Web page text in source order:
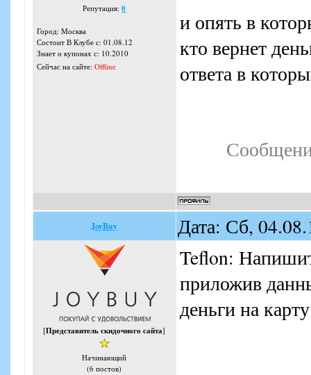
Репутация:0
Город: Москва
Состоит В Клубе с: 01.08.12
Знает о купонах с: 10.2010
Сейчас на сайте: Offline
и опять в
кто вернет
ответа в
JoyBuy Дата: Сб,
[Представитель скидочного сайта]
Начинающий
(6 постов)
Teflon:
приложив
деньги на карту